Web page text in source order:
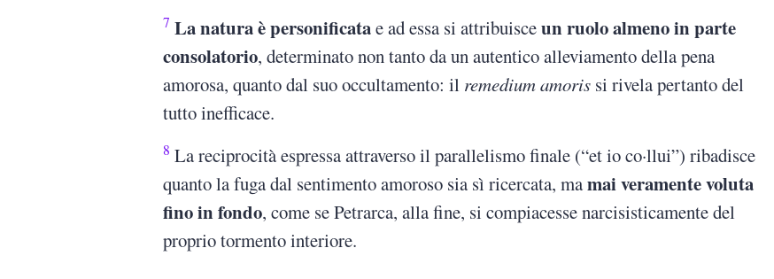
7 La natura è personificatae ad essa si attribuisceun ruolo almeno in parte
consolatorio, determinato non tanto da un autentico alleviamento della pena
amorosa, quanto dal suo occultamento: il remedium amoris si rivela pertanto del
tutto inefficace.
8 La reciprocità espressa attraverso il parallelismo finale (“et io co·llui”) ribadisce
quanto la fuga dal sentimento amoroso sia sì ricercata, mamai veramente voluta
fino in fondo, come se Petrarca, alla fine, si compiacesse narcisisticamente del
proprio tormento interiore.